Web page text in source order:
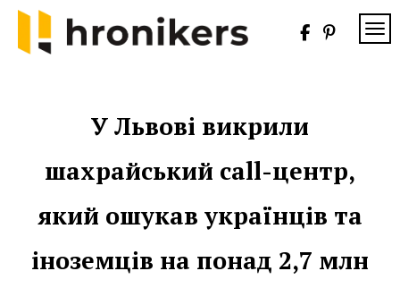
Skip
content
У Львові викрили
шахрайський call-центр,
який ошукав українців та
іноземців на понад 2,7 млн